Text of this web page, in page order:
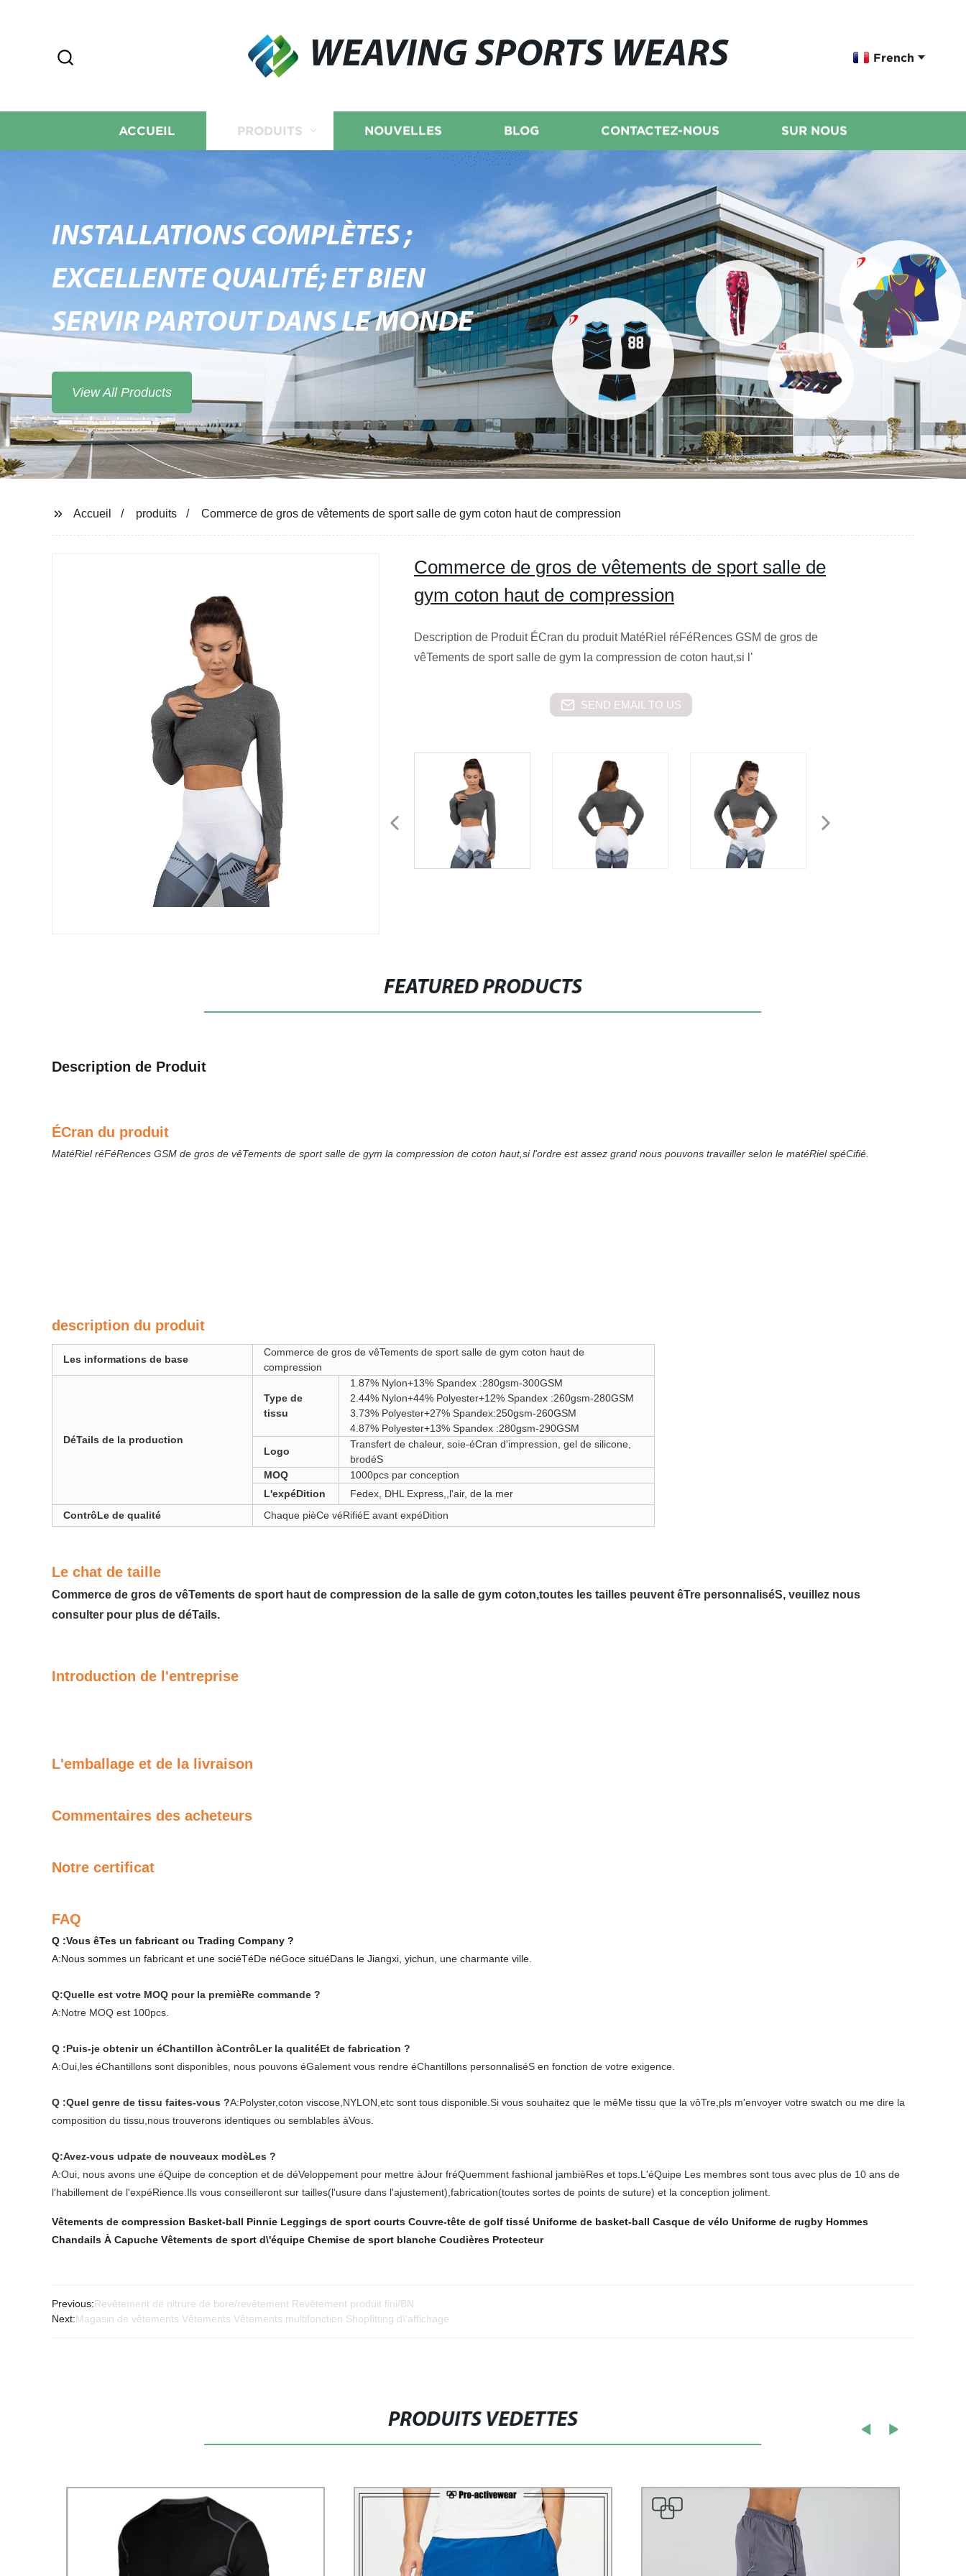
WEAVING SPORTS WEARS French
ACCUEIL PRODUITS NOUVELLES BLOG CONTACTEZ-NOUS SUR NOUS
INSTALLATIONS COMPLÈTES ;
EXCELLENTE QUALITÉ; ET BIEN
SERVIR PARTOUT DANS LE MONDE
View All Products
Accueil produits Commerce de gros de vêtements de sport salle de gym coton haut de compression
Commerce de gros de vêtements de sport salle de
gym coton haut de compression
Description de Produit ÉCran du produit MatéRiel réFéRences GSM de gros de
vêTements de sport salle de gym la compression de coton haut,si l'
SEND EMAIL TO US
FEATURED PRODUCTS
Description de Produit
ÉCran du produit
MatéRiel réFéRences GSM de gros de vêTements de sport salle de gym la compression de coton haut,si l'ordre est assez grand nous pouvons travailler selon le matéRiel spéCifié.
description du produit
Les informations de base
Commerce de gros de vêTements de sport salle de gym coton haut de
compression
DéTails de la production
Type de
tissu
1.87% Nylon+13% Spandex :280gsm-300GSM
2.44% Nylon+44% Polyester+12% Spandex :260gsm-280GSM
3.73% Polyester+27% Spandex:250gsm-260GSM
4.87% Polyester+13% Spandex :280gsm-290GSM
Logo
Transfert de chaleur, soie-éCran d'impression, gel de silicone,
brodéS
MOQ
1000pcs par conception
L'expéDition
Fedex, DHL Express,,l'air, de la mer
ContrôLe de qualité
Chaque pièCe véRifiéE avant expéDition
Le chat de taille
Commerce de gros de vêTements de sport haut de compression de la salle de gym coton,toutes les tailles peuvent êTre personnaliséS, veuillez nous
consulter pour plus de déTails.
Introduction de l'entreprise
L'emballage et de la livraison
Commentaires des acheteurs
Notre certificat
FAQ
Q :Vous êTes un fabricant ou Trading Company ?
A:Nous sommes un fabricant et une sociéTéDe néGoce situéDans le Jiangxi, yichun, une charmante ville.
Q:Quelle est votre MOQ pour la premièRe commande ?
A:Notre MOQ est 100pcs.
Q :Puis-je obtenir un éChantillon àContrôLer la qualitéEt de fabrication ?
A:Oui,les éChantillons sont disponibles, nous pouvons éGalement vous rendre éChantillons personnaliséS en fonction de votre exigence.
Q :Quel genre de tissu faites-vous ?A:Polyster,coton viscose,NYLON,etc sont tous disponible.Si vous souhaitez que le mêMe tissu que la vôTre,pls m'envoyer votre swatch ou me dire la
composition du tissu,nous trouverons identiques ou semblables àVous.
Q:Avez-vous udpate de nouveaux modèLes ?
A:Oui, nous avons une éQuipe de conception et de déVeloppement pour mettre àJour fréQuemment fashional jambièRes et tops.L'éQuipe Les membres sont tous avec plus de 10 ans de
l'habillement de l'expéRience.Ils vous conseilleront sur tailles(l'usure dans l'ajustement),fabrication(toutes sortes de points de suture) et la conception joliment.
Vêtements de compression Basket-ball Pinnie Leggings de sport courts Couvre-tête de golf tissé Uniforme de basket-ball Casque de vélo Uniforme de rugby Hommes
Chandails À Capuche Vêtements de sport d\'équipe Chemise de sport blanche Coudières Protecteur
Previous:Revêtement de nitrure de bore/revêtement Revêtement produit fini/BN
Next:Magasin de vêtements Vêtements Vêtements multifonction Shopfitting d\'affichage
PRODUITS VEDETTES